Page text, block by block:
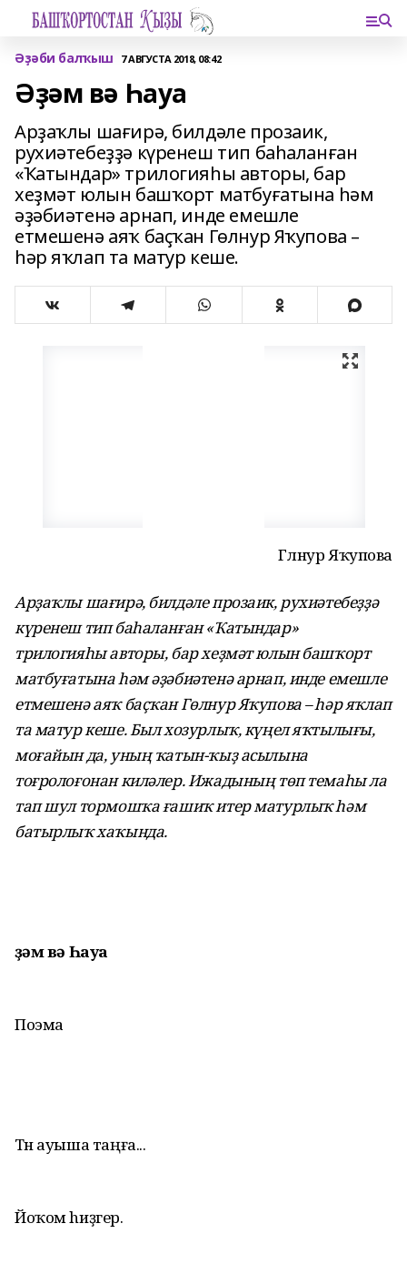
Әҙәби балҡыш 7 АВГУСТА 2018, 08:42
Әҙәм вә Һауа
Арҙаҡлы шағирә, билдәле прозаик,
рухиәтебеҙҙә күренеш тип баһаланған
«Ҡатындар» трилогияһы авторы, бар
хеҙмәт юлын башҡорт матбуғатына һәм
әҙәбиәтенә арнап, инде емешле
етмешенә аяҡ баҫҡан Гөлнур Яҡупова –
һәр яҡлап та матур кеше.
Гөлнур Яҡупова
Арҙаҡлы шағирә, билдәле прозаик, рухиәтебеҙҙә
күренеш тип баһаланған «Ҡатындар»
трилогияһы авторы, бар хеҙмәт юлын башҡорт
матбуғатына һәм әҙәбиәтенә арнап, инде емешле
етмешенә аяҡ баҫҡан Гөлнур Яҡупова – һәр яҡлап
та матур кеше. Был хозурлыҡ, күңел яҡтылығы,
моғайын да, уның ҡатын-ҡыҙ асылына
тоғролоғонан киләлер. Ижадының төп темаһы ла
тап шул тормошҡа ғашиҡ итер матурлыҡ һәм
батырлыҡ хаҡында.
Әҙәм вә Һауа
Поэма
Төн ауыша таңға...
Йоҡом hиҙгер.